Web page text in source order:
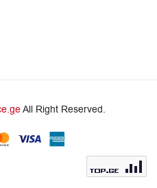
All Right Reserved.